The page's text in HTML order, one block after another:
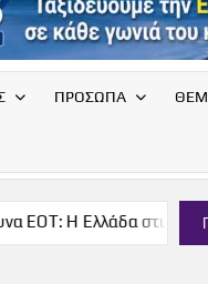
ΠΡΟΣΩΠΑ
στις κορυφαίες